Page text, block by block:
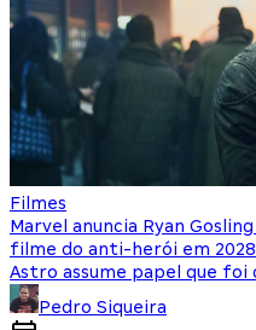
Filmes
Marvel anuncia Ryan
filme do anti-herói em 2028
Astro assume papel que foi
Pedro Siqueira